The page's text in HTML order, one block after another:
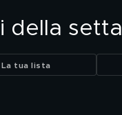
della setta
La tua lista